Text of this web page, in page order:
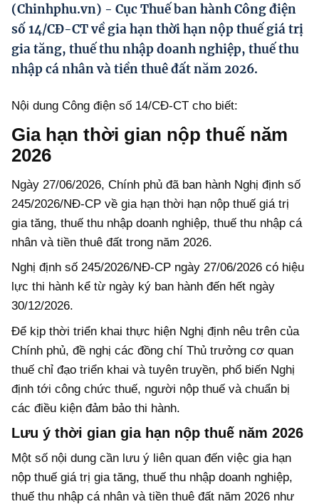
Phát triển kinh tế tư nhân và doanh nghiệp dân tộc
Ocop và chuỗi giá trị Nông sản
Doanh nghiệp dân tộc
Khác
Photo
(Chinhphu.vn) - Cục Thuế ban hành Công điện
số 14/CĐ-CT về gia hạn thời hạn nộp thuế giá trị
gia tăng, thuế thu nhập doanh nghiệp, thuế thu
nhập cá nhân và tiền thuê đất năm 2026.
Nội dung Công điện số 14/CĐ-CT cho biết:
Gia hạn thời gian nộp thuế năm
2026
Ngày 27/06/2026, Chính phủ đã ban hành Nghị định số
245/2026/NĐ-CP về gia hạn thời hạn nộp thuế giá trị
gia tăng, thuế thu nhập doanh nghiệp, thuế thu nhập cá
nhân và tiền thuê đất trong năm 2026.
Nghị định số 245/2026/NĐ-CP ngày 27/06/2026 có hiệu
lực thi hành kể từ ngày ký ban hành đến hết ngày
30/12/2026.
Để kịp thời triển khai thực hiện Nghị định nêu trên của
Chính phủ, đề nghị các đồng chí Thủ trưởng cơ quan
thuế chỉ đạo triển khai và tuyên truyền, phổ biến Nghị
định tới công chức thuế, người nộp thuế và chuẩn bị
các điều kiện đảm bảo thi hành.
Lưu ý thời gian gia hạn nộp thuế năm 2026
Một số nội dung cần lưu ý liên quan đến việc gia hạn
nộp thuế giá trị gia tăng, thuế thu nhập doanh nghiệp,
thuế thu nhập cá nhân và tiền thuê đất năm 2026 như